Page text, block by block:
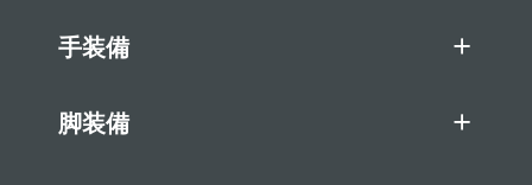
手装備
脚装備